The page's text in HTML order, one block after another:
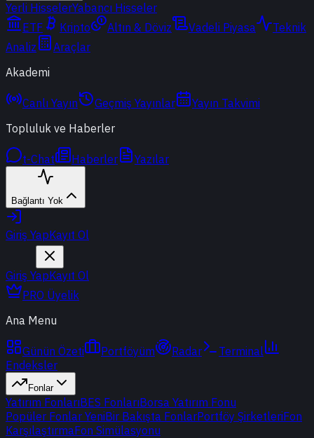
Yerli HisselerYabancı Hisseler
ETF
Kripto Altın & Döviz Vadeli Piyasa
Teknik
Analiz
Araçlar
Akademi
Canlı Yayın Geçmiş Yayınlar
Yayın Takvimi
Topluluk ve Haberler
t-Chat Haberler Yazılar
Bağlantı Yok
Giriş YapKayıt Ol
Giriş YapKayıt Ol
PRO Üyelik
Ana Menu
Günün Özeti Portföyüm Radar
Terminal
Endeksler
Fonlar
Yatırım FonlarıBES FonlarıBorsa Yatırım Fonu
Popüler Fonlar YeniBir Bakışta FonlarPortföy ŞirketleriFon
KarşılaştırmaFon Simülasyonu